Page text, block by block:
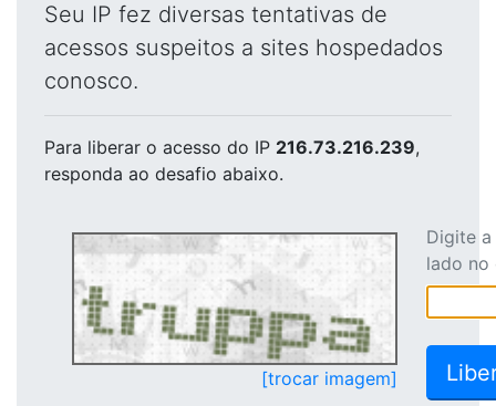
Seu IP fez diversas tentativas de
acessos suspeitos a sites hospedados
conosco.
Para liberar o acesso do IP 216.73.216.239,
responda ao desafio abaixo.
[trocar imagem]
Digite
lado no